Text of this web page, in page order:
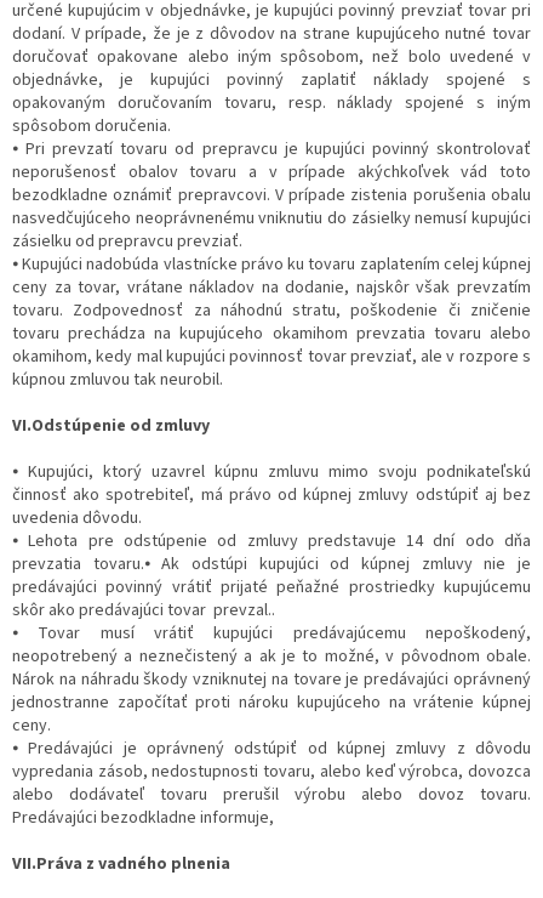
určené kupujúcim v objednávke, je kupujúci povinný prevziať tovar pri
dodaní. V prípade, že je z dôvodov na strane kupujúceho nutné tovar
doručovať opakovane alebo iným spôsobom, než bolo uvedené v
objednávke, je kupujúci povinný zaplatiť náklady spojené s
opakovaným doručovaním tovaru, resp. náklady spojené s iným
spôsobom doručenia.
⦁ Pri prevzatí tovaru od prepravcu je kupujúci povinný skontrolovať
neporušenosť obalov tovaru a v prípade akýchkoľvek vád toto
bezodkladne oznámiť prepravcovi. V prípade zistenia porušenia obalu
nasvedčujúceho neoprávnenému vniknutiu do zásielky nemusí kupujúci
zásielku od prepravcu prevziať.
⦁ Kupujúci nadobúda vlastnícke právo ku tovaru zaplatením celej kúpnej
ceny za tovar, vrátane nákladov na dodanie, najskôr však prevzatím
tovaru. Zodpovednosť za náhodnú stratu, poškodenie či zničenie
tovaru prechádza na kupujúceho okamihom prevzatia tovaru alebo
okamihom, kedy mal kupujúci povinnosť tovar prevziať, ale v rozpore s
kúpnou zmluvou tak neurobil.
VI.Odstúpenie od zmluvy
⦁ Kupujúci, ktorý uzavrel kúpnu zmluvu mimo svoju podnikateľskú
činnosť ako spotrebiteľ, má právo od kúpnej zmluvy odstúpiť aj bez
uvedenia dôvodu.
⦁ Lehota pre odstúpenie od zmluvy predstavuje 14 dní odo dňa
prevzatia tovaru.⦁ Ak odstúpi kupujúci od kúpnej zmluvy nie je
predávajúci povinný vrátiť prijaté peňažné prostriedky kupujúcemu
skôr ako predávajúci tovar prevzal..
⦁ Tovar musí vrátiť kupujúci predávajúcemu nepoškodený,
neopotrebený a neznečistený a ak je to možné, v pôvodnom obale.
Nárok na náhradu škody vzniknutej na tovare je predávajúci oprávnený
jednostranne započítať proti nároku kupujúceho na vrátenie kúpnej
ceny.
⦁ Predávajúci je oprávnený odstúpiť od kúpnej zmluvy z dôvodu
vypredania zásob, nedostupnosti tovaru, alebo keď výrobca, dovozca
alebo dodávateľ tovaru prerušil výrobu alebo dovoz tovaru.
Predávajúci bezodkladne informuje,
VII.Práva z vadného plnenia